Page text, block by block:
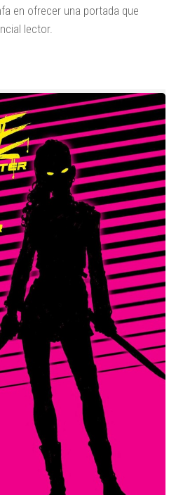
en ofrecer una portada que
lector.